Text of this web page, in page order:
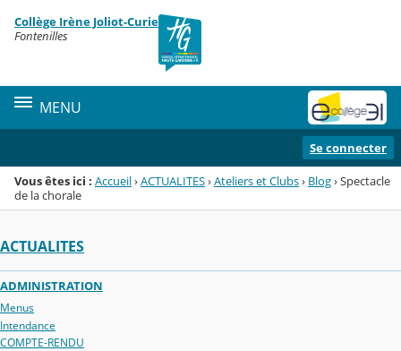
Menu de la rubrique
Contenu
Collège Irène Joliot-Curie
Fontenilles
MENU
Se connecter
Vous êtes ici : Accueil›ACTUALITES›Ateliers et Clubs› Blog›Spectacle
de la chorale
ACTUALITES
ADMINISTRATION
Menus
Intendance
COMPTE-RENDU